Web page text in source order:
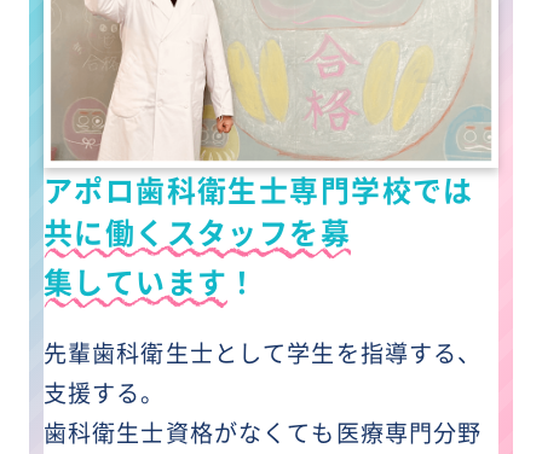
アポロ歯科衛生士専門学校では
共に働くスタッフを募
集しています ！
先輩歯科衛生士として学生を指導する、
支援する。
歯科衛生士資格がなくても医療専門分野